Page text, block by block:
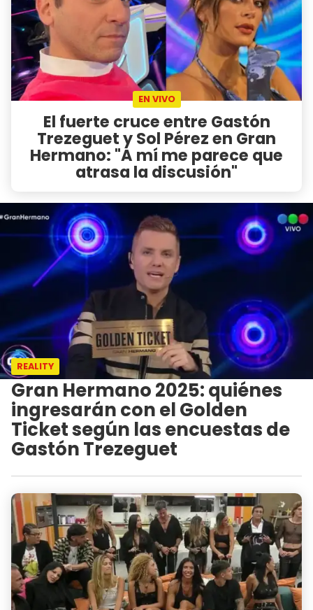
EN VIVO
El fuerte cruce entre Gastón
Trezeguet y Sol Pérez en Gran
Hermano: "A mí me parece que
atrasa la discusión"
REALITY
Gran Hermano 2025: quiénes
ingresarán con el Golden
Ticket según las encuestas de
Gastón Trezeguet